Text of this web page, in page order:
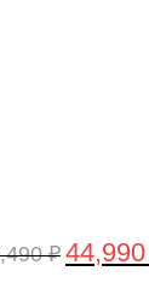
₽ 44,990